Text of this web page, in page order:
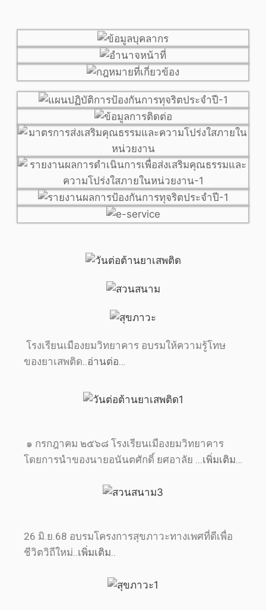
โรงเรียนเมืองยมวิทยาคาร อบรมให้ความรู้โทษ
ของยาเสพติด ..อ่านต่อ…
๑ กรกฎาคม ๒๕๖๘ โรงเรียนเมืองยมวิทยาคาร
โดยการนำของนายอนันตศักดิ์ ยศอาลัย ...เพิ่มเติม…
26 มิ.ย.68 อบรมโครงการสุขภาวะทางเพศที่ดีเพื่อ
ชีวิตวิถีใหม่..เพิ่มเติม..